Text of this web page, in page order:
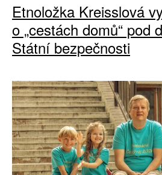
Etnoložka Kreisslová
o „cestách domů“ pod
Státní bezpečnosti